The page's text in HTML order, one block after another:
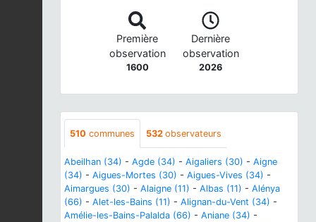
Première
observation
1600
Dernière
observation
2026
510 communes 532 observateurs
Abeilhan (34) - Agde (34) - Aigaliers (30) - Aigne
(34) - Aigues-Mortes (30) - Aigues-Vives (34) -
Aimargues (30) - Alaigne (11) - Albas (11) - Alénya
(66) - Alet-les-Bains (11) - Alignan-du-Vent (34) -
Amélie-les-Bains-Palalda (66) - Aniane (34) -